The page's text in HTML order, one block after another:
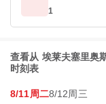
1
查看从 埃莱夫塞里奥
时刻表
8/11周二8/12周三